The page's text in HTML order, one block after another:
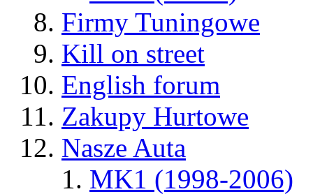
Firmy Tuningowe
Kill on street
English forum
Zakupy Hurtowe
Nasze Auta
MK1 (1998-2006)